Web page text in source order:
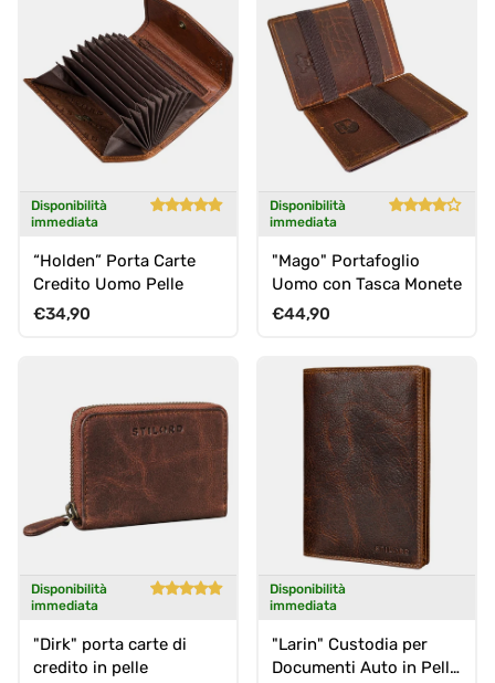
Disponibilità
immediata
“Holden” Porta Carte
Credito Uomo Pelle
Prezzo normale
€34,90
Disponibilità
immediata
"Mago" Portafoglio
Uomo con Tasca Monete
Prezzo normale
€44,90
Disponibilità
immediata
"Dirk" porta carte di
credito in pelle
Disponibilità
immediata
"Larin" Custodia per
Documenti Auto in Pelle